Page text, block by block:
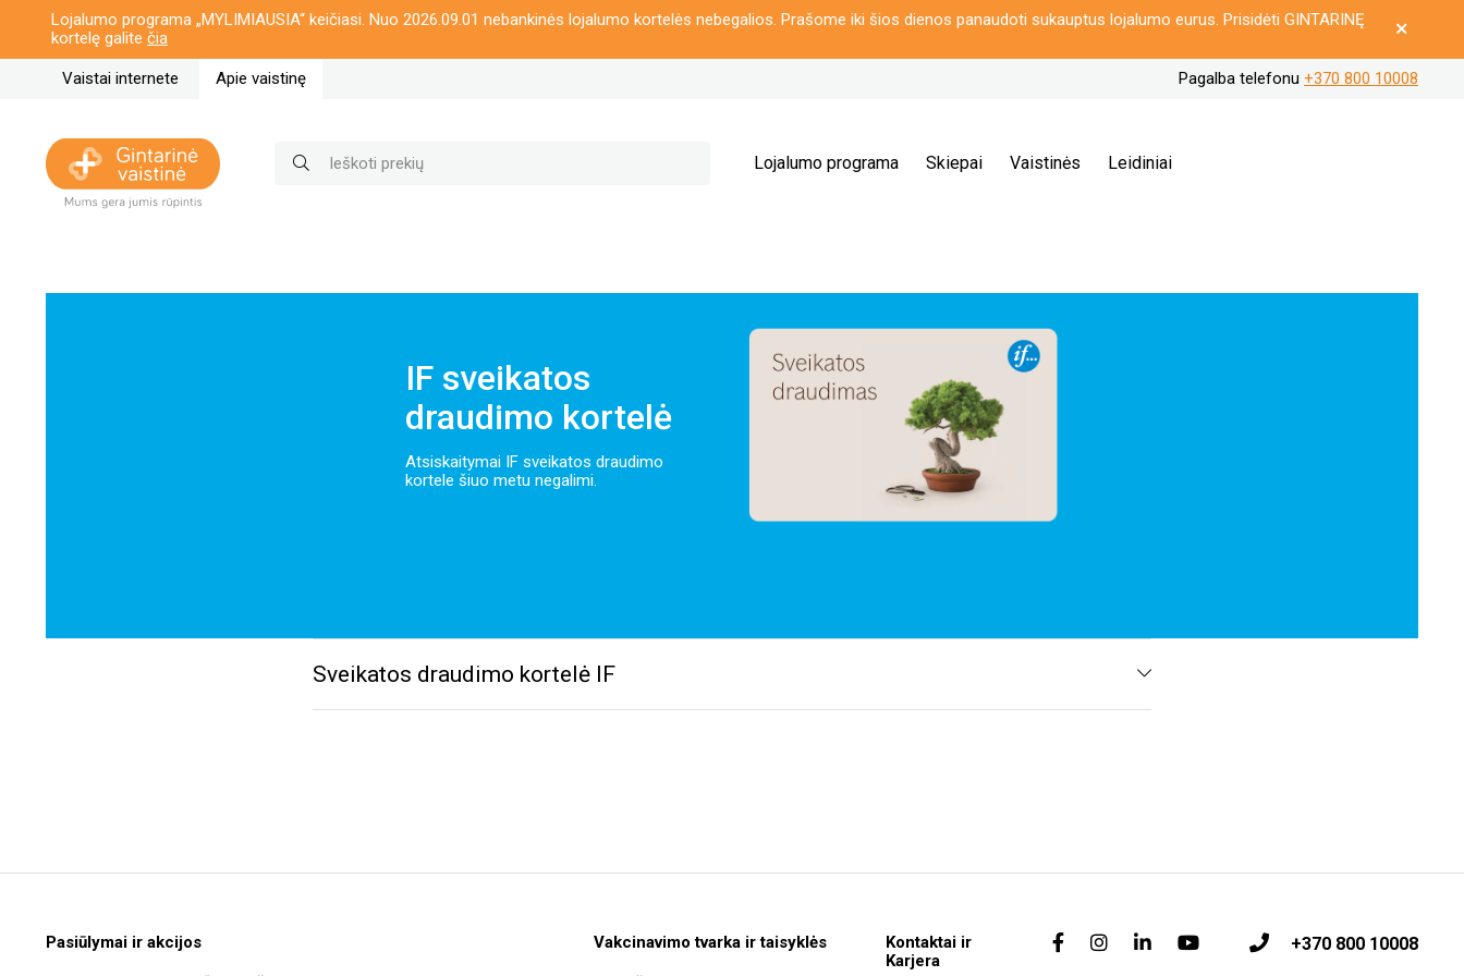
Lojalumo programa „MYLIMIAUSIA“ keičiasi. Nuo 2026.09.01 nebankinės lojalumo kortelės nebegalios. Prašome iki šios dienos panaudoti sukauptus lojalumo eurus. Prisidėti GINTARINĘ
kortelę galite čia
Vaistai internete Apie vaistinę Pagalba telefonu +370 800 10008
Lojalumo programa Skiepai Vaistinės Leidiniai
IF sveikatos
draudimo kortelė
Atsiskaitymai IF sveikatos draudimo
kortele šiuo metu negalimi.
Sveikatos draudimo kortelė IF
Pasiūlymai ir akcijos Vakcinavimo tvarka ir taisyklės
Kontaktai ir
Karjera
+370 800 10008